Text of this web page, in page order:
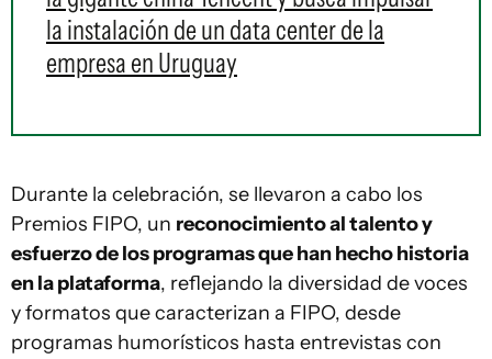
la instalación de un data center de la
empresa en Uruguay
Durante la celebración, se llevaron a cabo los
Premios FIPO, un reconocimiento al talento y
esfuerzo de los programas que han hecho historia
en la plataforma, reflejando la diversidad de voces
y formatos que caracterizan a FIPO, desde
programas humorísticos hasta entrevistas con